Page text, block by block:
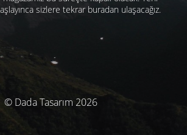
sizlere tekrar buradan ulaşacağız.
© Dada Tasarım 2026